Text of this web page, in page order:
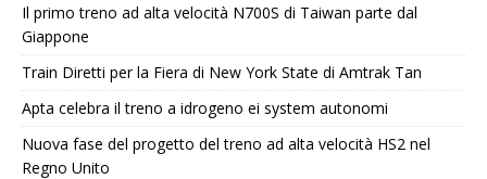
Il primo treno ad alta velocità N700S di Taiwan parte dal
Giappone
Train Diretti per la Fiera di New York State di Amtrak Tan
Apta celebra il treno a idrogeno ei system autonomi
Nuova fase del progetto del treno ad alta velocità HS2 nel
Regno Unito